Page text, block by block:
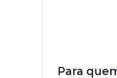
Para